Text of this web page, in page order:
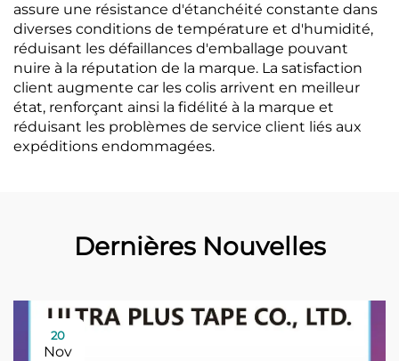
assure une résistance d'étanchéité constante dans
diverses conditions de température et d'humidité,
réduisant les défaillances d'emballage pouvant
nuire à la réputation de la marque. La satisfaction
client augmente car les colis arrivent en meilleur
état, renforçant ainsi la fidélité à la marque et
réduisant les problèmes de service client liés aux
expéditions endommagées.
Dernières Nouvelles
20
Nov